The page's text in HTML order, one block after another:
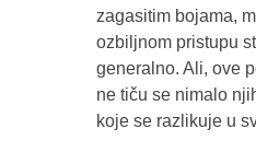
zagasitim bojama,
ozbiljnom pristupu
generalno. Ali, ove
ne tiču se nimalo
koje se razlikuje u